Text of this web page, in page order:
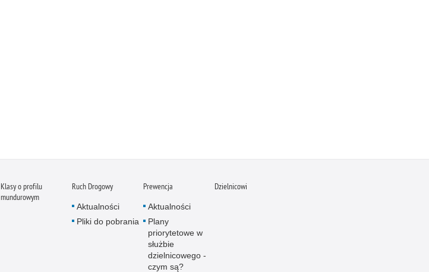
Klasy o profilu
mundurowym
Ruch Drogowy
Aktualności
Pliki do pobrania
Prewencja
Aktualności
Plany
priorytetowe w
służbie
dzielnicowego -
czym są?
Dzielnicowi